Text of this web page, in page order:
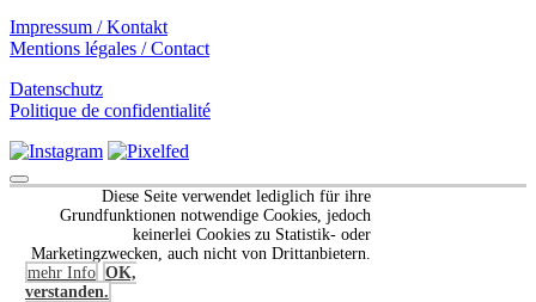
Impressum / Kontakt
Mentions légales / Contact
Datenschutz
Politique de confidentialité
Scroll
Diese Seite verwendet lediglich für ihre
Grundfunktionen notwendige Cookies, jedoch
keinerlei Cookies zu Statistik- oder
Marketingzwecken, auch nicht von Drittanbietern.
mehr Info OK,
verstanden.